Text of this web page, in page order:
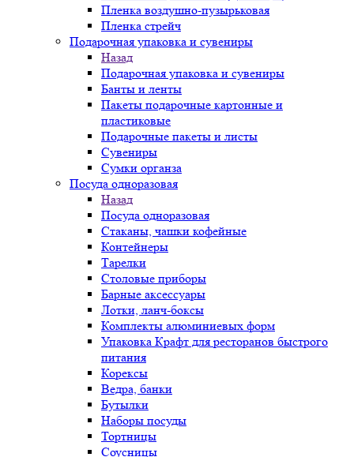
Пленка воздушно-пузырьковая
Пленка стрейч
Подарочная упаковка и сувениры
Назад
Подарочная упаковка и сувениры
Банты и ленты
Пакеты подарочные картонные и
пластиковые
Подарочные пакеты и листы
Сувениры
Сумки органза
Посуда одноразовая
Назад
Посуда одноразовая
Стаканы, чашки кофейные
Контейнеры
Тарелки
Столовые приборы
Барные аксессуары
Лотки, ланч-боксы
Комплекты алюминиевых форм
Упаковка Крафт для ресторанов быстрого
питания
Корексы
Ведра, банки
Бутылки
Наборы посуды
Тортницы
Соусницы